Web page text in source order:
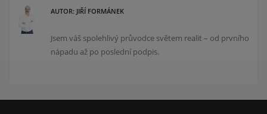
AUTOR: JIŘÍ FORMÁNEK
Jsem váš spolehlivý průvodce světem realit – od prvního
nápadu až po poslední podpis.